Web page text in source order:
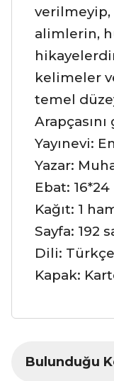
verilmeyip,
alimlerin,
kelimeler
temel
Yayınevi:
Yazar:
Ebat: 16*24
Kağıt: 1
Sayfa: 192
Dili:
Kapak:
Görüş ve
Bulunduğu